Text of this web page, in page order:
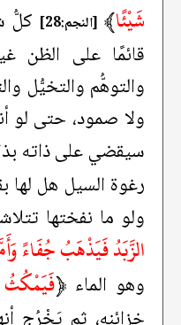
شَيْئًا﴾ [النجم:28]
كلُّ
قائمًا على الظن
والتوهُّم والتخيُّل
ولا صمود، حتى لو
سيقضي على ذاته
رغوة السيل هل لها
ولو ما نفختها
الزَّبَدُ فَيَذْهَبُ جُفَاءً
وهو الماء ﴿